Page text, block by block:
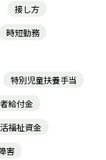
接し方
時短勤務
特別児童扶養手当
給付金
福祉資金
害